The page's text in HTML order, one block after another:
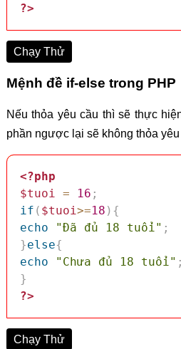
?>
Chạy Thử
Mệnh đề if-else trong PHP
Nếu thỏa yêu cầu thì sẽ thực
phần ngược lại sẽ không thỏa
<?php
$tuoi = 16 ;
if ( $tuoi>=18 ) {
echo
"Đã đủ 18 tuổi" ;
}else{
echo
"Chưa đủ 18 tuổi" ;
}
?>
Chạy Thử